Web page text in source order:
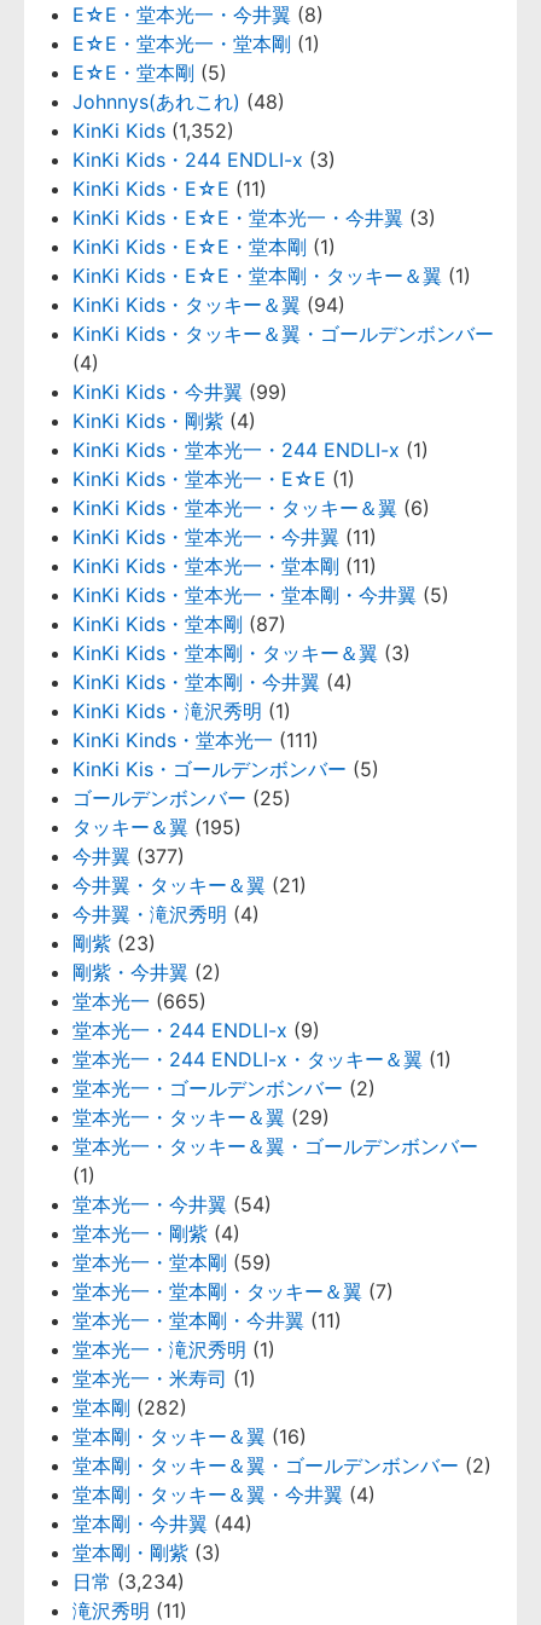
E☆E・堂本光一・今井翼 (8)
E☆E・堂本光一・堂本剛 (1)
E☆E・堂本剛 (5)
Johnnys(あれこれ) (48)
KinKi Kids (1,352)
KinKi Kids・244 ENDLI-x (3)
KinKi Kids・E☆E (11)
KinKi Kids・E☆E・堂本光一・今井翼 (3)
KinKi Kids・E☆E・堂本剛 (1)
KinKi Kids・E☆E・堂本剛・タッキー＆翼 (1)
KinKi Kids・タッキー＆翼 (94)
KinKi Kids・タッキー＆翼・ゴールデンボンバー
(4)
KinKi Kids・今井翼 (99)
KinKi Kids・剛紫 (4)
KinKi Kids・堂本光一・244 ENDLI-x (1)
KinKi Kids・堂本光一・E☆E (1)
KinKi Kids・堂本光一・タッキー＆翼 (6)
KinKi Kids・堂本光一・今井翼 (11)
KinKi Kids・堂本光一・堂本剛 (11)
KinKi Kids・堂本光一・堂本剛・今井翼 (5)
KinKi Kids・堂本剛 (87)
KinKi Kids・堂本剛・タッキー＆翼 (3)
KinKi Kids・堂本剛・今井翼 (4)
KinKi Kids・滝沢秀明 (1)
KinKi Kinds・堂本光一 (111)
KinKi Kis・ゴールデンボンバー (5)
ゴールデンボンバー (25)
タッキー＆翼 (195)
今井翼 (377)
今井翼・タッキー＆翼 (21)
今井翼・滝沢秀明 (4)
剛紫 (23)
剛紫・今井翼 (2)
堂本光一 (665)
堂本光一・244 ENDLI-x (9)
堂本光一・244 ENDLI-x・タッキー＆翼 (1)
堂本光一・ゴールデンボンバー (2)
堂本光一・タッキー＆翼 (29)
堂本光一・タッキー＆翼・ゴールデンボンバー
(1)
堂本光一・今井翼 (54)
堂本光一・剛紫 (4)
堂本光一・堂本剛 (59)
堂本光一・堂本剛・タッキー＆翼 (7)
堂本光一・堂本剛・今井翼 (11)
堂本光一・滝沢秀明 (1)
堂本光一・米寿司 (1)
堂本剛 (282)
堂本剛・タッキー＆翼 (16)
堂本剛・タッキー＆翼・ゴールデンボンバー (2)
堂本剛・タッキー＆翼・今井翼 (4)
堂本剛・今井翼 (44)
堂本剛・剛紫 (3)
日常 (3,234)
滝沢秀明 (11)